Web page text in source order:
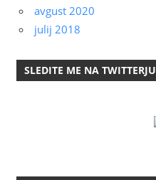
avgust 2020
julij 2018
SLEDITE ME NA TWITTERJU